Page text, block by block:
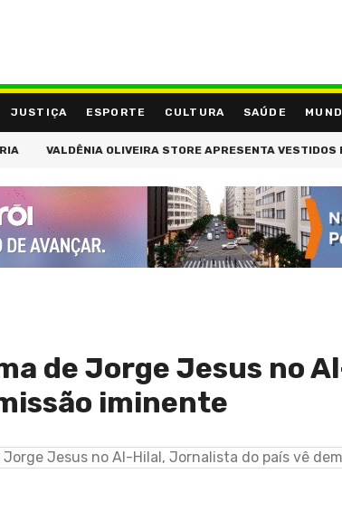
JUSTIÇA ESPORTE CULTURA SAÚDE
VALDÊNIA OLIVEIRA STORE APRESENTA VESTIDOS E
de Jorge Jesus no
iminente